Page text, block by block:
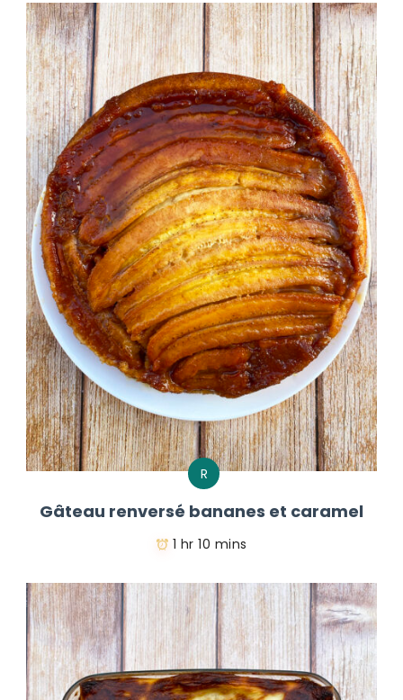
R
Gâteau renversé bananes et caramel
1 hr 10 mins